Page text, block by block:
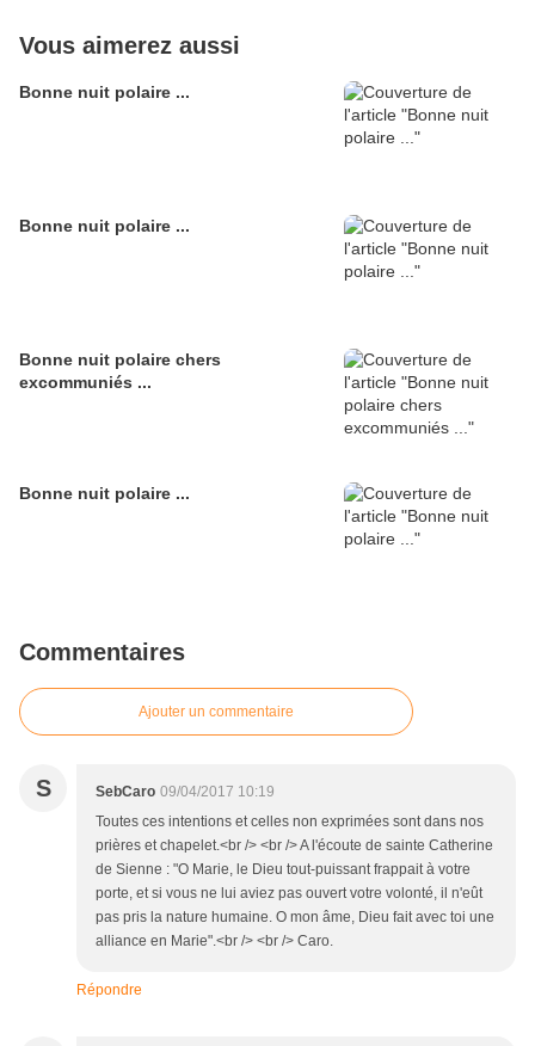
Vous aimerez aussi
Bonne nuit polaire ...
Bonne nuit polaire ...
Bonne nuit polaire chers
excommuniés ...
Bonne nuit polaire ...
Commentaires
Ajouter un commentaire
S SebCaro 09/04/2017 10:19
Toutes ces intentions et celles non exprimées sont dans nos
prières et chapelet.<br /> <br /> A l'écoute de sainte Catherine
de Sienne : "O Marie, le Dieu tout-puissant frappait à votre
porte, et si vous ne lui aviez pas ouvert votre volonté, il n'eût
pas pris la nature humaine. O mon âme, Dieu fait avec toi une
alliance en Marie".<br /> <br /> Caro.
Répondre